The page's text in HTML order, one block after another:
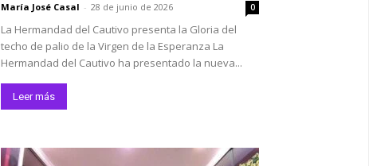
María José Casal - 28 de junio de 2026 0
La Hermandad del Cautivo presenta la Gloria del
techo de palio de la Virgen de la Esperanza La
Hermandad del Cautivo ha presentado la nueva...
Leer más